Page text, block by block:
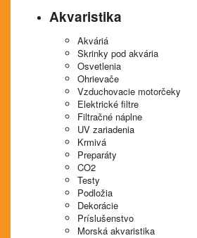
Akvaristika
Akváriá
Skrinky pod akvária
Osvetlenia
Ohrievače
Vzduchovacie motorčeky
Elektrické filtre
Filtračné náplne
UV zariadenia
Krmivá
Preparáty
CO2
Testy
Podložia
Dekorácie
Príslušenstvo
Morská akvaristika